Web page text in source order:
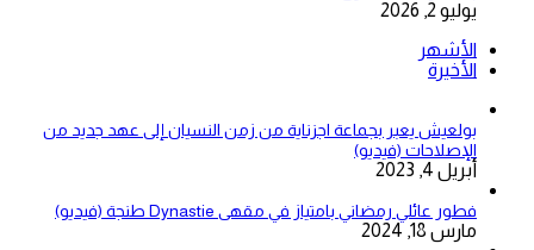
يوليو 2, 2026
الأشهر
الأخيرة
بولعيش يعبر بجماعة اجزناية من زمن النسيان إلى عهد جديد من
الإصلاحات (فيديو)
أبريل 4, 2023
فطور عائلي رمضاني بامتياز في مقهى Dynastie طنجة (فيديو)
مارس 18, 2024